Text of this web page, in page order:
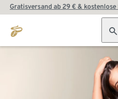
Gratisversand ab 29 € & kostenlose